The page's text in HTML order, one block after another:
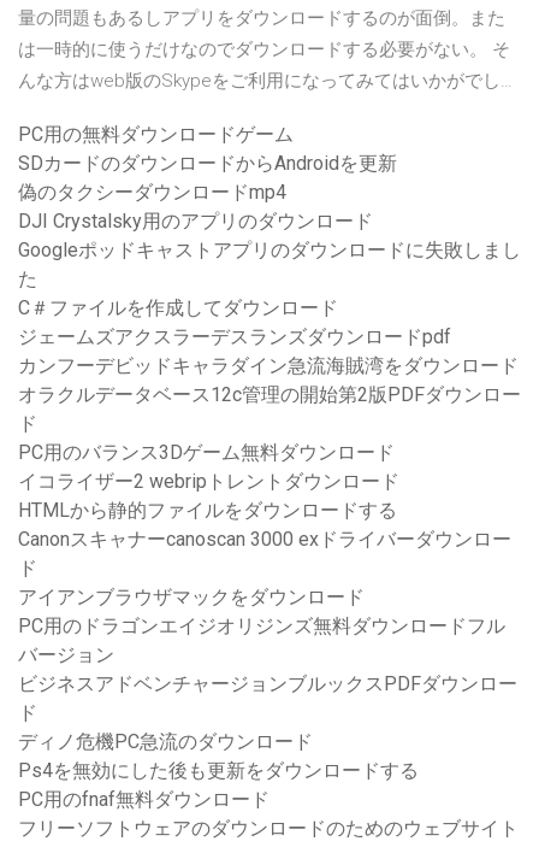
量の問題もあるしアプリをダウンロードするのが面倒。また
は一時的に使うだけなのでダウンロードする必要がない。 そ
んな方はweb版のSkypeをご利用になってみてはいかがでし…
PC用の無料ダウンロードゲーム
SDカードのダウンロードからAndroidを更新
偽のタクシーダウンロードmp4
DJI Crystalsky用のアプリのダウンロード
Googleポッドキャストアプリのダウンロードに失敗しまし
た
C＃ファイルを作成してダウンロード
ジェームズアクスラーデスランズダウンロードpdf
カンフーデビッドキャラダイン急流海賊湾をダウンロード
オラクルデータベース12c管理の開始第2版PDFダウンロー
ド
PC用のバランス3Dゲーム無料ダウンロード
イコライザー2 webripトレントダウンロード
HTMLから静的ファイルをダウンロードする
Canonスキャナーcanoscan 3000 exドライバーダウンロー
ド
アイアンブラウザマックをダウンロード
PC用のドラゴンエイジオリジンズ無料ダウンロードフル
バージョン
ビジネスアドベンチャージョンブルックスPDFダウンロー
ド
ディノ危機PC急流のダウンロード
Ps4を無効にした後も更新をダウンロードする
PC用のfnaf無料ダウンロード
フリーソフトウェアのダウンロードのためのウェブサイト